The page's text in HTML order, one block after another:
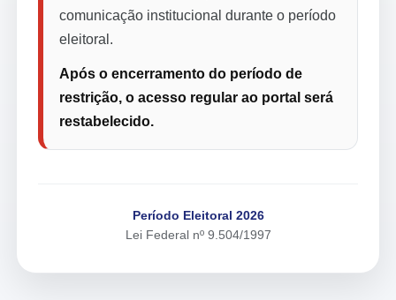
comunicação institucional durante o período
eleitoral.
Após o encerramento do período de
restrição, o acesso regular ao portal será
restabelecido.
Período Eleitoral 2026
Lei Federal nº 9.504/1997